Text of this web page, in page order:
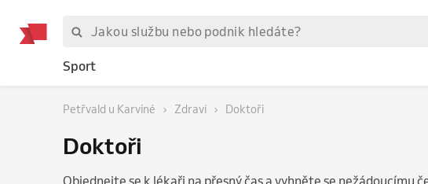
Sport
Petřvald u Karviné Zdraví Doktoři
Doktoři
Objednejte se k lékaři na přesný čas a vyhněte se nežádoucímu